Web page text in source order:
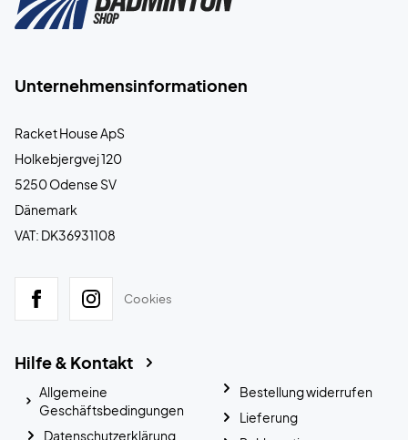
Unternehmensinformationen
Racket House ApS
Holkebjergvej 120
5250 Odense SV
Dänemark
VAT: DK36931108
Cookies
Hilfe & Kontakt
Allgemeine
Geschäftsbedingungen
Datenschutzerklärung
Bestellung widerrufen
Lieferung